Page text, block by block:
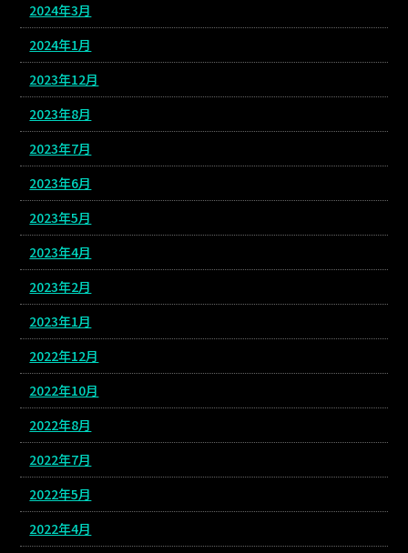
2024年3月
2024年1月
2023年12月
2023年8月
2023年7月
2023年6月
2023年5月
2023年4月
2023年2月
2023年1月
2022年12月
2022年10月
2022年8月
2022年7月
2022年5月
2022年4月